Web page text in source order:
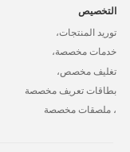
التخصيص
توريد المنتجات،
خدمات مخصصة،
تغليف مخصص،
بطاقات تعريف مخصصة
، ملصقات مخصصة